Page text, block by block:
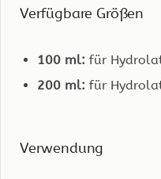
Verfügbare Größen
100 ml: für
200 ml: für
Verwendung